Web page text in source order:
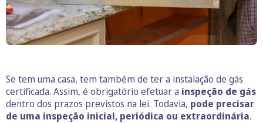
Se tem uma casa, tem também de ter a instalação de gás
certificada. Assim, é obrigatório efetuar a inspeção de gás
dentro dos prazos previstos na lei. Todavia, pode precisar
de uma inspeção inicial, periódica ou extraordinária.